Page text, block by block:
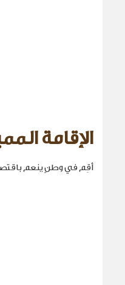
الإقامة
أقِم في وطنٍ ينعم